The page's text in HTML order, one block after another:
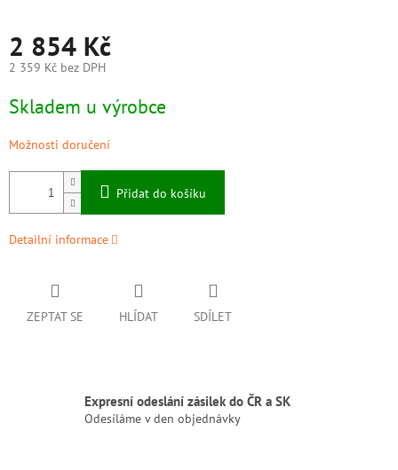
2 854 Kč
2 359 Kč bez DPH
cena:
Skladem u výrobce
Možnosti doručení
Přidat do košíku
Detailní informace
ZEPTAT SE HLÍDAT SDÍLET
Expresní odeslání zásilek do ČR a SK
Odesíláme v den objednávky